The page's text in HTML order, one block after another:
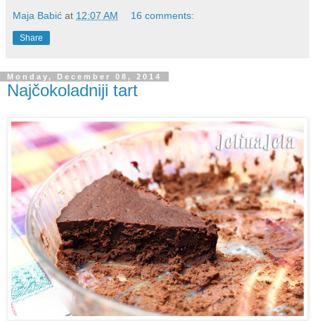
Maja Babić at 12:07 AM 16 comments:
Share
Monday, December 08, 2014
Najčokoladniji tart